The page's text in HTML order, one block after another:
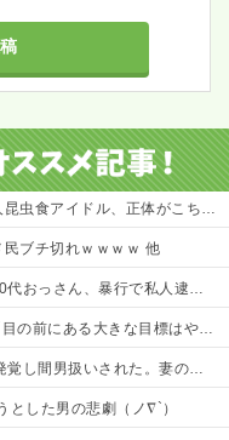
イドル、正体がこちらwwwwww 他
民ブチ切れｗｗｗｗ 他
暴行で私人逮捕されるｗｗｗｗ 他
標はやはりF1のレギュラーシート獲得」
〇〇』を持ち出した結果←修理屋のオッサンの技術力とノリが神すぎる
とした男の悲劇（ノ∇`）